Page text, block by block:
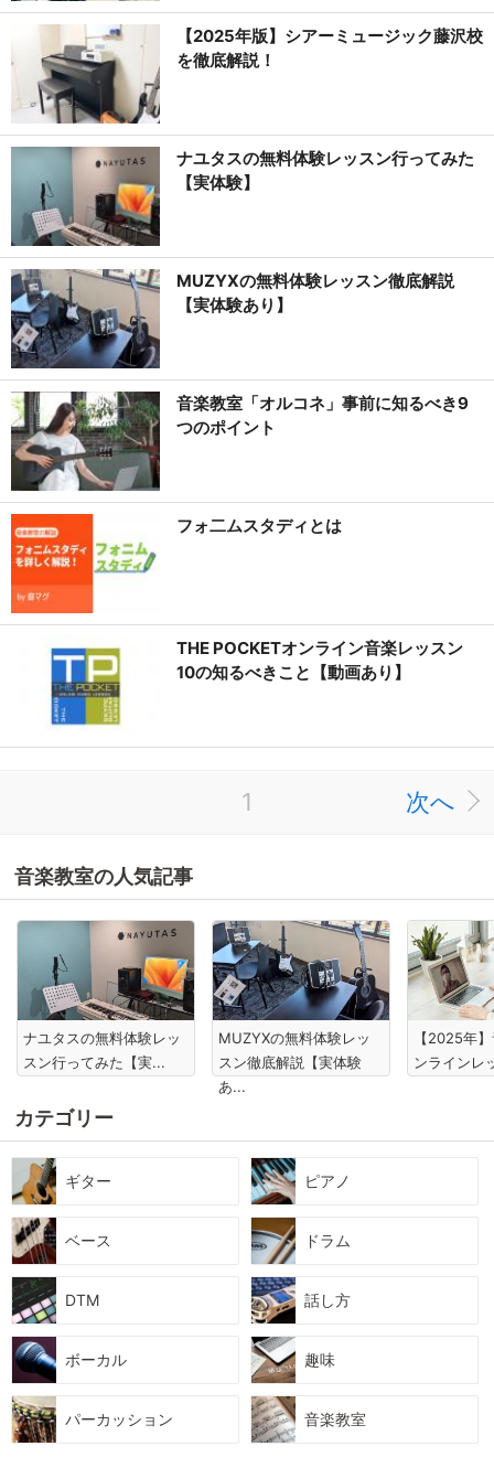
【2025年版】シアーミュージック藤沢校
を徹底解説！
ナユタスの無料体験レッスン行ってみた
【実体験】
MUZYXの無料体験レッスン徹底解説
【実体験あり】
音楽教室「オルコネ」事前に知るべき9
つのポイント
フォ二ムスタディとは
THE POCKETオンライン音楽レッスン
10の知るべきこと【動画あり】
1 次へ
音楽教室の人気記事
ナユタスの無料体験レッ
スン行ってみた【実...
MUZYXの無料体験レッ
スン徹底解説【実体験
あ...
【2025年
ンラインレ
カテゴリー
ギター ピアノ
ベース ドラム
DTM 話し方
ボーカル 趣味
パーカッション 音楽教室